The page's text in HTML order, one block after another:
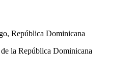
República Dominicana
la República Dominicana